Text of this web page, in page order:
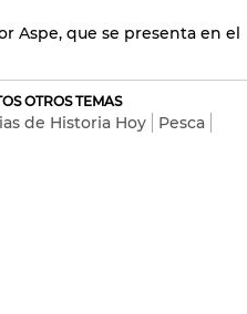
Aspe, que se presenta en el
OTROS TEMAS
de Historia Hoy
Pesca